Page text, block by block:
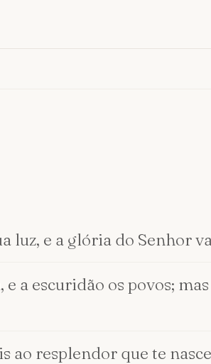
luz, e a glória do Senhor
a escuridão os povos;
ao resplendor que te